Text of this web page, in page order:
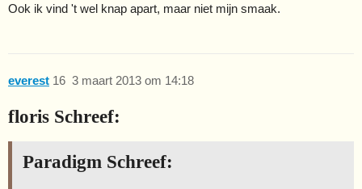
Ook ik vind 't wel knap apart, maar niet mijn smaak.
everest 3 maart 2013 om 14:18
16
floris Schreef:
Paradigm Schreef: